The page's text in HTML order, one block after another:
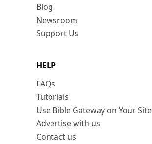
Blog
Newsroom
Support Us
HELP
FAQs
Tutorials
Use Bible Gateway on Your Site
Advertise with us
Contact us